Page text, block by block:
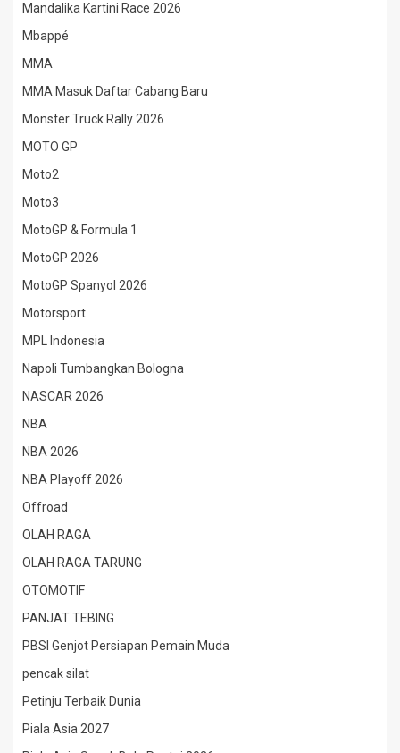
Mandalika Kartini Race 2026
Mbappé
MMA
MMA Masuk Daftar Cabang Baru
Monster Truck Rally 2026
MOTO GP
Moto2
Moto3
MotoGP & Formula 1
MotoGP 2026
MotoGP Spanyol 2026
Motorsport
MPL Indonesia
Napoli Tumbangkan Bologna
NASCAR 2026
NBA
NBA 2026
NBA Playoff 2026
Offroad
OLAH RAGA
OLAH RAGA TARUNG
OTOMOTIF
PANJAT TEBING
PBSI Genjot Persiapan Pemain Muda
pencak silat
Petinju Terbaik Dunia
Piala Asia 2027